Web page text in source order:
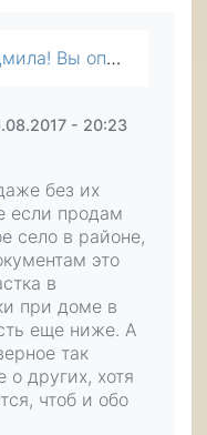
не приучаем своих детей к самостоятельности в юности? В Америке дети в 16 лет начинают…
- 20:23
без их
если продам
село в районе,
это
в
при доме в
еще ниже. А
так
других, хотя
чтоб и обо